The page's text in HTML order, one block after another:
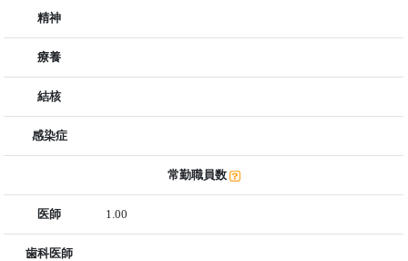
精神
療養
結核
感染症
常勤職員数
医師 1.00
歯科医師